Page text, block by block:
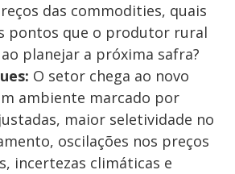
das commodities, quais
pontos que o produtor rural
planejar a próxima safra?
O setor chega ao novo
ambiente marcado por
maior seletividade no
oscilações nos preços
incertezas climáticas e